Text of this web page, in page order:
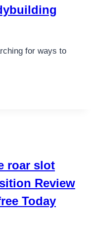
for ways to
roar slot
Review
Today